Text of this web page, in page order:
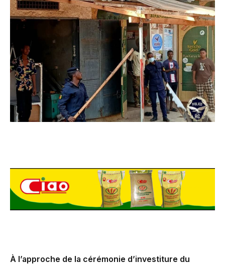
À l’approche de la cérémonie d’investiture du